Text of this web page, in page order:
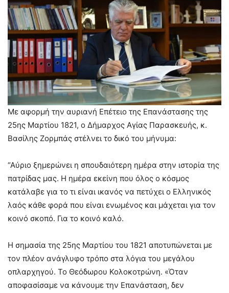
Με αφορμή την αυριανή Επέτειο της Επανάστασης της
25ης Μαρτίου 1821, ο Δήμαρχος Αγίας Παρασκευής, κ.
Βασίλης Ζορμπάς στέλνει το δικό του μήνυμα:
“Αύριο ξημερώνει η σπουδαιότερη ημέρα στην ιστορία της
πατρίδας μας. Η ημέρα εκείνη που όλος ο κόσμος
κατάλαβε για το τι είναι ικανός να πετύχει ο Ελληνικός
λαός κάθε φορά που είναι ενωμένος και μάχεται για τον
κοινό σκοπό. Για το κοινό καλό.
Η σημασία της 25ης Μαρτίου του 1821 αποτυπώνεται με
τον πλέον ανάγλυφο τρόπο στα λόγια του μεγάλου
οπλαρχηγού. Το Θεόδωρου Κολοκοτρώνη. «Όταν
αποφασίσαμε να κάνουμε την Επανάσταση, δεν